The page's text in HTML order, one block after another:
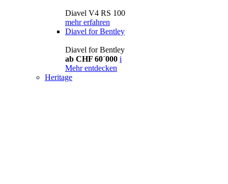
Diavel V4 RS 100
mehr erfahren
Diavel for Bentley
Diavel for Bentley
ab CHF 60´000 i
Mehr entdecken
Heritage